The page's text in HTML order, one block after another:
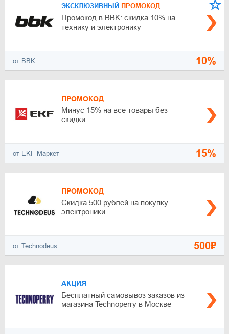
ЭКСКЛЮЗИВНЫЙ ПРОМОКОД
Промокод в BBK: скидка 10% на
технику и электронику
от BBK 10%
ПРОМОКОД
Минус 15% на все товары без
скидки
от EKF Маркет 15%
ПРОМОКОД
Скидка 500 рублей на покупку
электроники
от Technodeus 500₽
АКЦИЯ
Бесплатный самовывоз заказов из
магазина Technoperry в Москве